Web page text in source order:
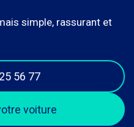
simple, rassurant et
56 77
voiture